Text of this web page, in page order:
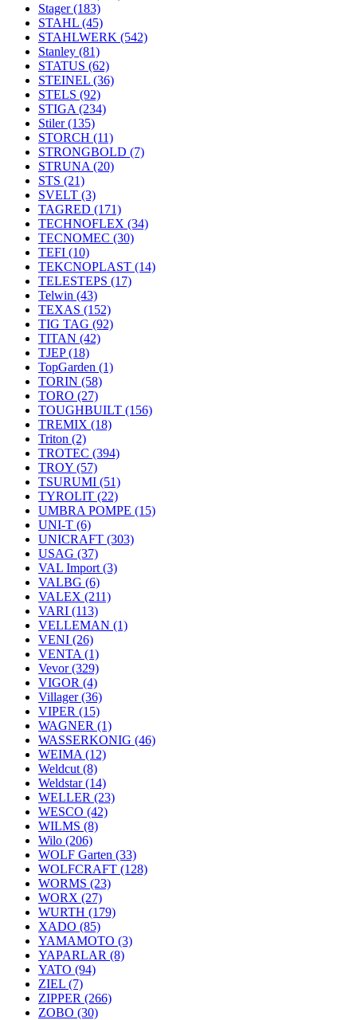
Stager(183)
STAHL (45)
STAHLWERK (542)
Stanley (81)
STATUS (62)
STEINEL (36)
STELS (92)
STIGA (234)
Stiler(135)
STORCH (11)
STRONGBOLD (7)
STRUNA (20)
STS (21)
SVELT (3)
TAGRED (171)
TECHNOFLEX (34)
TECNOMEC (30)
TEFI (10)
TEKCNOPLAST (14)
TELESTEPS (17)
Telwin (43)
TEXAS (152)
TIG TAG (92)
TITAN (42)
TJEP(18)
TopGarden (1)
TORIN (58)
TORO (27)
TOUGHBUILT (156)
TREMIX (18)
Triton (2)
TROTEC (394)
TROY (57)
TSURUMI (51)
TYROLIT (22)
UMBRA POMPE (15)
UNI-T (6)
UNICRAFT (303)
USAG (37)
VAL Import (3)
VALBG (6)
VALEX (211)
VARI (113)
VELLEMAN (1)
VENI (26)
VENTA (1)
Vevor(329)
VIGOR (4)
Villager(36)
VIPER (15)
WAGNER (1)
WASSERKONIG (46)
WEIMA (12)
Weldcut (8)
Weldstar(14)
WELLER (23)
WESCO (42)
WILMS (8)
Wilo (206)
WOLF Garten (33)
WOLFCRAFT (128)
WORMS (23)
WORX (27)
WURTH (179)
XADO (85)
YAMAMOTO (3)
YAPARLAR (8)
YATO (94)
ZIEL (7)
ZIPPER (266)
ZOBO (30)